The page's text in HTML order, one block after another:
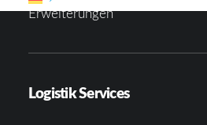
Erweiterungen
Logistik Services